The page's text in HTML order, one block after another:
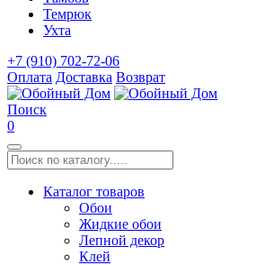
Темрюк
Ухта
+7 (910) 702-72-06
Оплата Доставка Возврат
Поиск
0
Каталог товаров
Обои
Жидкие обои
Лепной декор
Клей